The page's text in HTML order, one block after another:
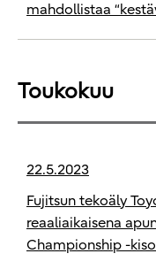
mahdollistaa
Toukokuu
22.5.2023
Fujitsun tekoäly
reaaliaikaisena
Championship -